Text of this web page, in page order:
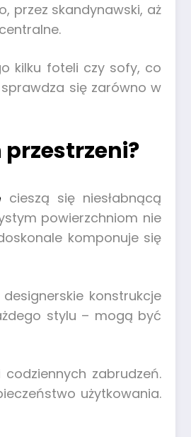
przez skandynawski, aż
kilku foteli czy sofy, co
się zarówno w
cieszą się niesłabnącą
powierzchniom nie
komponuje się
konstrukcje
stylu – mogą być
zabrudzeń.
użytkowania.